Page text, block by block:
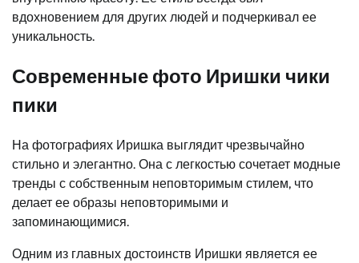
вдохновением для других людей и подчеркивал ее
уникальность.
Современные фото Иришки чики
пики
На фотографиях Иришка выглядит чрезвычайно
стильно и элегантно. Она с легкостью сочетает модные
тренды с собственным неповторимым стилем, что
делает ее образы неповторимыми и
запоминающимися.
Одним из главных достоинств Иришки является ее